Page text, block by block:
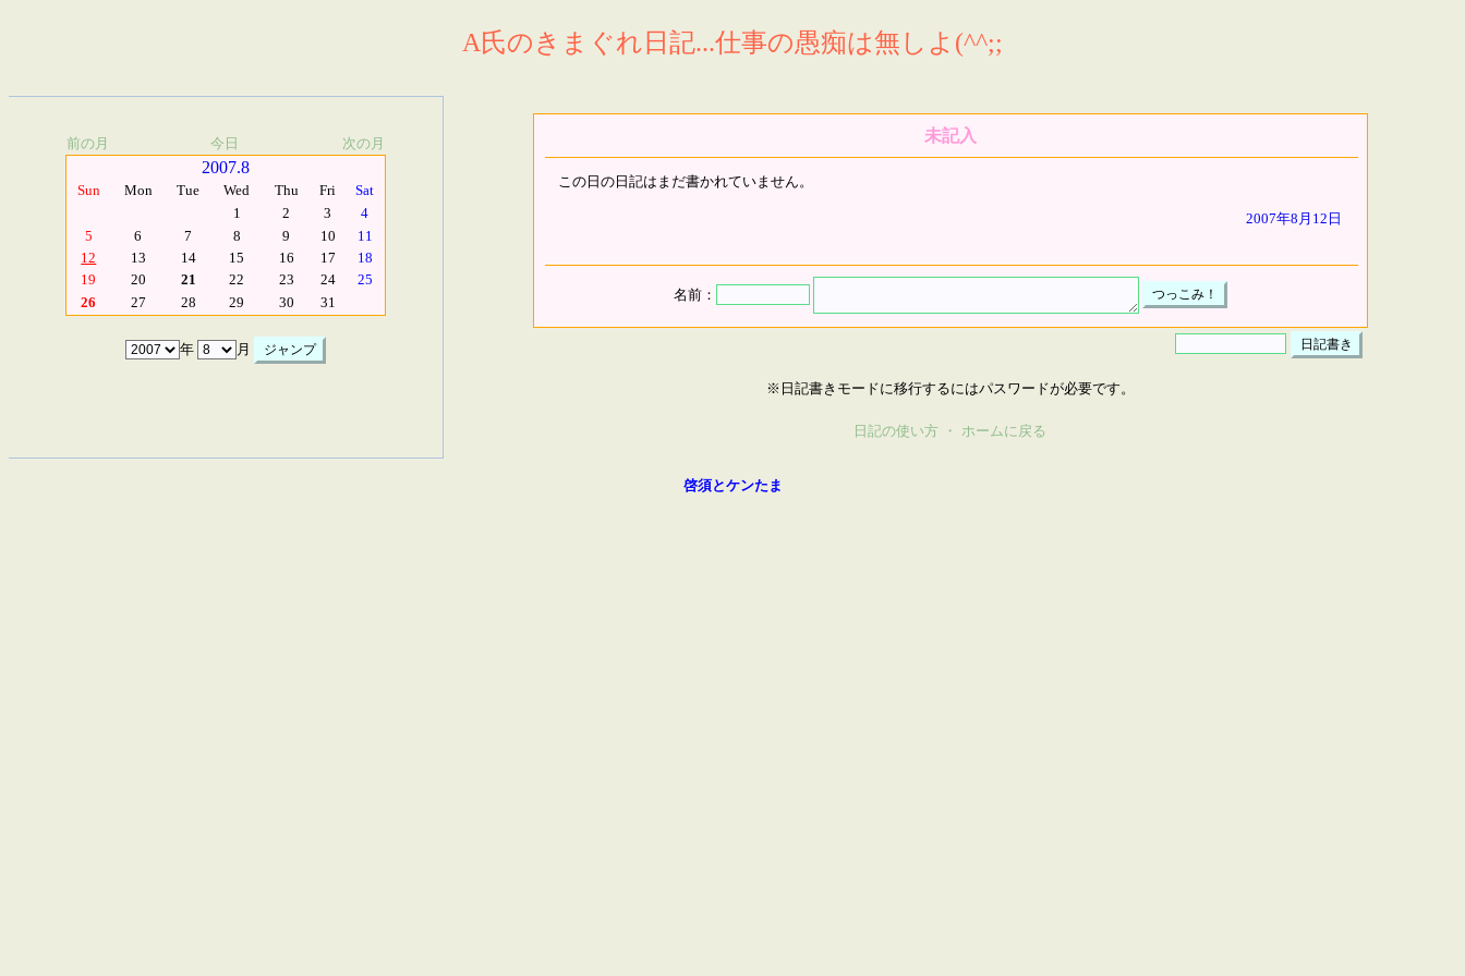
A氏のきまぐれ日記...仕事の愚痴は無しよ(^^;;
前の月 今日 次の月
2007.8
Sun Mon Tue Wed Thu Fri
Sat
1
2 3
4
5
6 7 8 9 10
11
12
13 14 15 16 17
18
19
20 21 22 23 24
25
26
27 28 29 30 31
年 月
未記入
この日の日記はまだ書かれていません。
2007年8月12日
名前：
※日記書きモードに移行するにはパスワードが必要です。
日記の使い方 ・ ホームに戻る
啓須とケンたま